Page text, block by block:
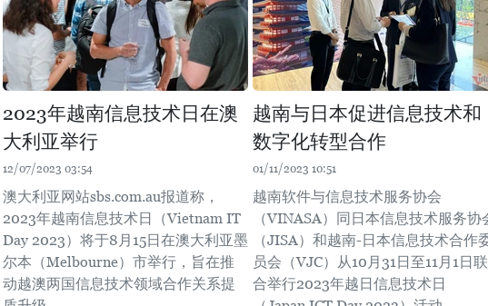
2023年越南信息技术日在澳
大利亚举行
12/07/2023 03:54
澳大利亚网站sbs.com.au报道称，
2023年越南信息技术日（Vietnam IT
Day 2023）将于8月15日在澳大利亚墨
尔本（Melbourne）市举行，旨在推
动越澳两国信息技术领域合作关系提
越南与日本促进信息技术和
数字化转型合作
01/11/2023 10:51
越南软件与信息技术服务协会
（VINASA）同日本信息技术服务协
（JISA）和越南-日本信息技术合作
员会（VJC）从10月31日至11月1日联
合举行2023年越日信息技术日